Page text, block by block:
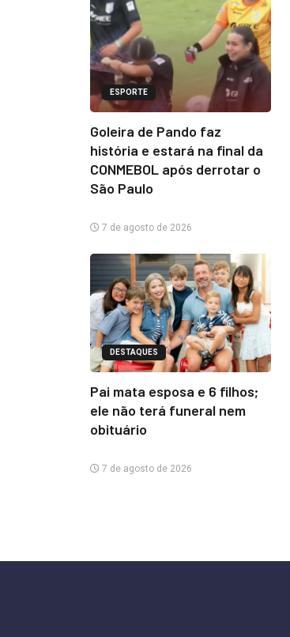
ESPORTE
Goleira de Pando faz
história e estará na final da
CONMEBOL após derrotar o
São Paulo
7 de agosto de 2026
DESTAQUES
Pai mata esposa e 6 filhos;
ele não terá funeral nem
obituário
7 de agosto de 2026